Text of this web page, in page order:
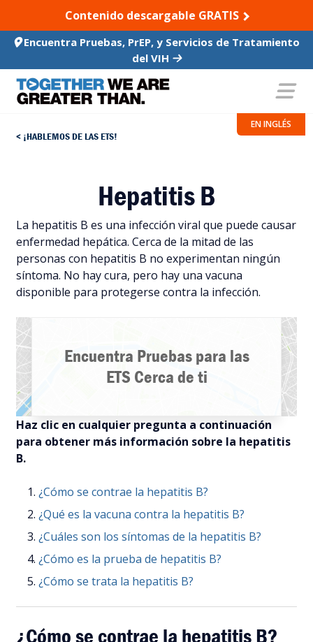
TO CONTENTContenido descargable GRATIS
Encuentra Pruebas, PrEP, y Servicios de Tratamiento
del VIH
EN INGLÉS
¡HABLEMOS DE LAS ETS!
Hepatitis B
La hepatitis B es una infección viral que puede causar
enfermedad hepática. Cerca de la mitad de las
personas con hepatitis B no experimentan ningún
síntoma. No hay cura, pero hay una vacuna
disponible para protegerse contra la infección.
Encuentra Pruebas para las
ETS Cerca de ti
Haz clic en cualquier pregunta a continuación
para obtener más información sobre la hepatitis
B.
¿Cómo se contrae la hepatitis B?
¿Qué es la vacuna contra la hepatitis B?
¿Cuáles son los síntomas de la hepatitis B?
¿Cómo es la prueba de hepatitis B?
¿Cómo se trata la hepatitis B?
¿Cómo se contrae la hepatitis B?